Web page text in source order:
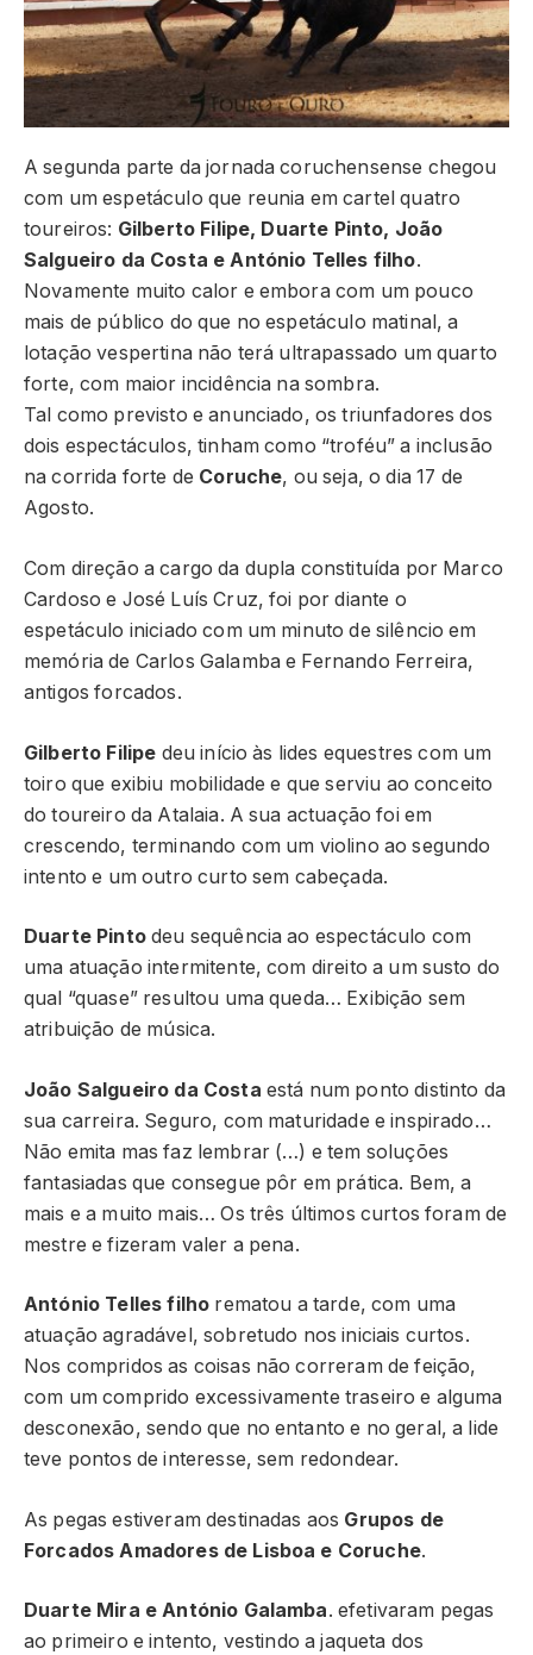
A segunda parte da jornada coruchensense chegou
com um espetáculo que reunia em cartel quatro
toureiros: Gilberto Filipe, Duarte Pinto, João
Salgueiro da Costa e António Telles filho.
Novamente muito calor e embora com um pouco
mais de público do que no espetáculo matinal, a
lotação vespertina não terá ultrapassado um quarto
forte, com maior incidência na sombra.
Tal como previsto e anunciado, os triunfadores dos
dois espectáculos, tinham como “troféu” a inclusão
na corrida forte de Coruche, ou seja, o dia 17 de
Agosto.
Com direção a cargo da dupla constituída por Marco
Cardoso e José Luís Cruz, foi por diante o
espetáculo iniciado com um minuto de silêncio em
memória de Carlos Galamba e Fernando Ferreira,
antigos forcados.
Gilberto Filipe deu início às lides equestres com um
toiro que exibiu mobilidade e que serviu ao conceito
do toureiro da Atalaia. A sua actuação foi em
crescendo, terminando com um violino ao segundo
intento e um outro curto sem cabeçada.
Duarte Pintodeu sequência ao espectáculo com
uma atuação intermitente, com direito a um susto do
qual “quase” resultou uma queda… Exibição sem
atribuição de música.
João Salgueiro da Costa está num ponto distinto da
sua carreira. Seguro, com maturidade e inspirado…
Não emita mas faz lembrar (…) e tem soluções
fantasiadas que consegue pôr em prática. Bem, a
mais e a muito mais… Os três últimos curtos foram de
mestre e fizeram valer a pena.
António Telles filho rematou a tarde, com uma
atuação agradável, sobretudo nos iniciais curtos.
Nos compridos as coisas não correram de feição,
com um comprido excessivamente traseiro e alguma
desconexão, sendo que no entanto e no geral, a lide
teve pontos de interesse, sem redondear.
As pegas estiveram destinadas aos Grupos de
Forcados Amadores de Lisboa e Coruche.
Duarte Mira e António Galamba. efetivaram pegas
ao primeiro e intento, vestindo a jaqueta dos